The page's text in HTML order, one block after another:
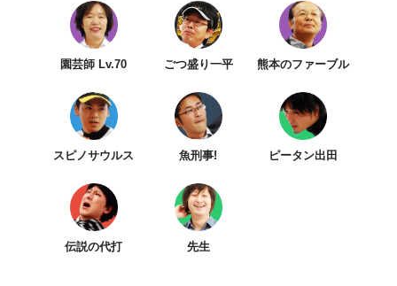
園芸師 Lv.70 ごつ盛り一平 熊本のファーブル
スピノサウルス 魚刑事! ピータン出田
伝説の代打 先生